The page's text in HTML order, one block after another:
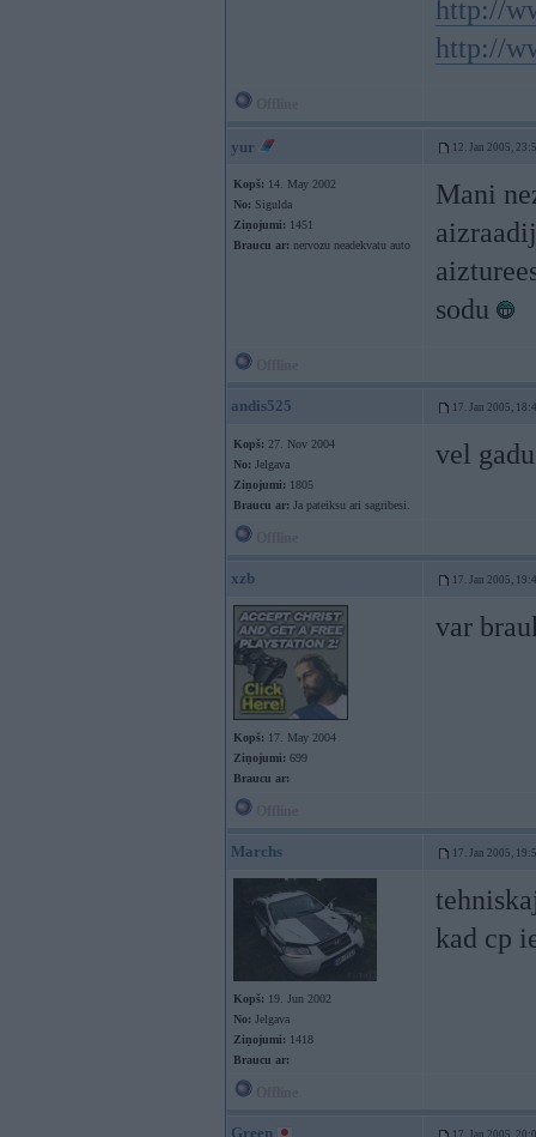
http://
http://
yur 12. Jan 2005,
Kopš: 14. May 2002
No: Sigulda
Ziņojumi: 1451
Braucu ar: nervozu neadekvatu auto
Mani
sodu
andis525 17. Jan 2005,
Kopš: 27. Nov 2004
No: Jelgava
Ziņojumi: 1805
Braucu ar: Ja pateiksu ari sagribesi.
vel
xzb 17. Jan 2005,
Kopš: 17. May 2004
Ziņojumi: 699
Braucu ar:
var
Marchs 17. Jan 2005,
Kopš: 19. Jun 2002
No: Jelgava
Ziņojumi: 1418
Braucu ar:
kad cp
Green 17. Jan 2005,